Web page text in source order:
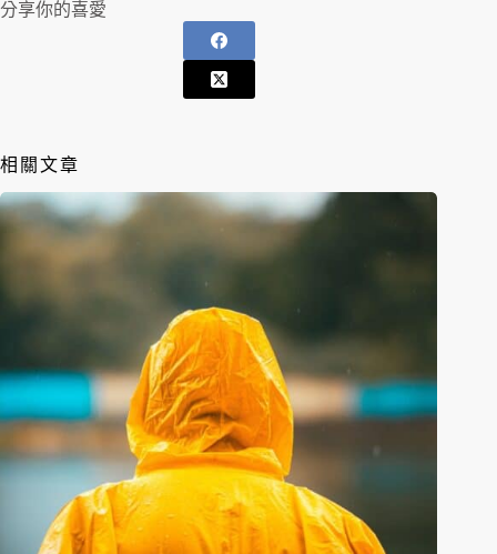
分享你的喜愛
相關文章